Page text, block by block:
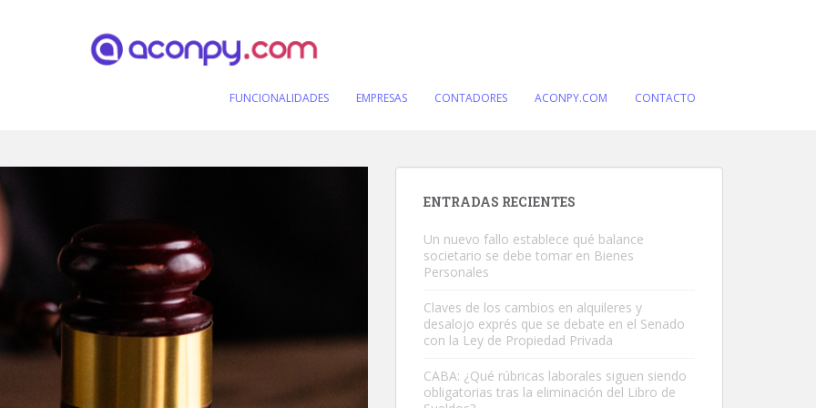
FUNCIONALIDADES EMPRESAS CONTADORES ACONPY.COM CONTACTO
ENTRADAS RECIENTES
Un nuevo fallo establece qué balance
societario se debe tomar en Bienes
Personales
Claves de los cambios en alquileres y
desalojo exprés que se debate en el Senado
con la Ley de Propiedad Privada
CABA: ¿Qué rúbricas laborales siguen siendo
obligatorias tras la eliminación del Libro de